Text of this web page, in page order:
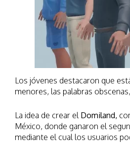
Los jóvenes destacaron que
menores, las palabras
La idea de crear el Domiland,
México, donde ganaron el
mediante el cual los usuarios